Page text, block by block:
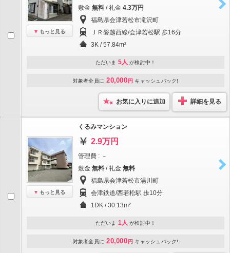
もっと見る
敷金 無料 / 礼金 4.3万円
福島県会津若松市滝沢町
ＪＲ磐越西線/会津若松駅 歩16分
3K / 57.84m²
ただいま 5人 が検討中！
対象者全員に 20,000 円 キャッシュバック!
お気に入りに追加 詳細を見る
もっと見る
くるみマンション
2.9万円
管理費 : －
敷金 無料 / 礼金 無料
福島県会津若松市湯川町
会津鉄道/西若松駅 歩10分
1DK / 30.13m²
ただいま 1人 が検討中！
対象者全員に 20,000 円 キャッシュバック!